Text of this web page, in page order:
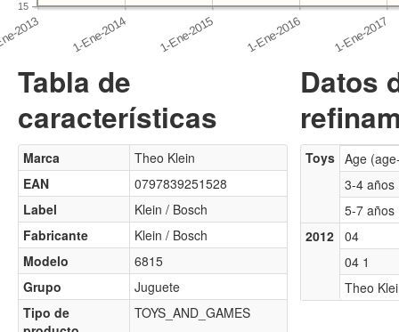
15
Tabla de
características
Marca
Theo Klein
EAN
0797839251528
Label
Klein / Bosch
Fabricante
Klein / Bosch
Modelo
6815
Grupo
Juguete
Tipo de
TOYS_AND_GAMES
Datos
Toys Age
3-4 años
5-7 años
2012
04
04 1
Theo